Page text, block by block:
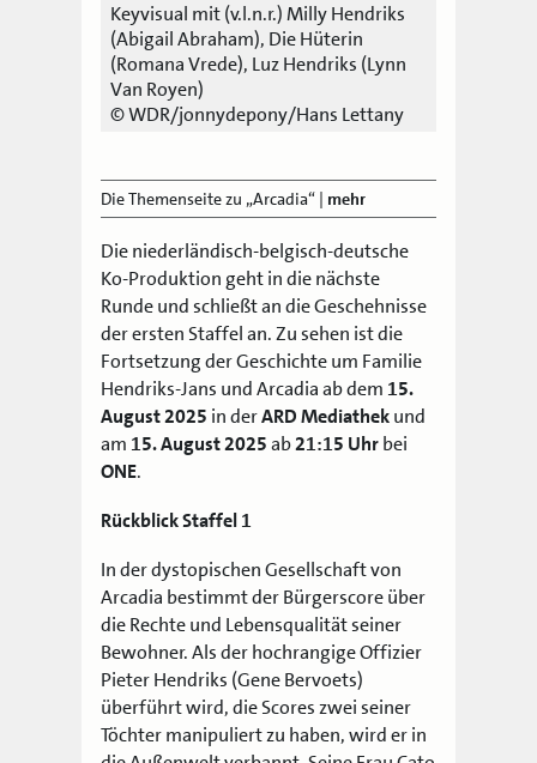
Keyvisual mit (v.l.n.r.) Milly Hendriks
(Abigail Abraham), Die Hüterin
(Romana Vrede), Luz Hendriks (Lynn
Van Royen)
© WDR/jonnydepony/Hans Lettany
Die Themenseite zu „Arcadia“ | mehr
Die niederländisch-belgisch-deutsche
Ko-Produktion geht in die nächste
Runde und schließt an die Geschehnisse
der ersten Staffel an. Zu sehen ist die
Fortsetzung der Geschichte um Familie
Hendriks-Jans und Arcadia ab dem 15.
August 2025 in derARD Mediathekund
am 15. August2025ab21:15 Uhrbei
ONE.
Rückblick Staffel 1
In der dystopischen Gesellschaft von
Arcadia bestimmt der Bürgerscore über
die Rechte und Lebensqualität seiner
Bewohner. Als der hochrangige Offizier
Pieter Hendriks (Gene Bervoets)
überführt wird, die Scores zwei seiner
Töchter manipuliert zu haben, wird er in